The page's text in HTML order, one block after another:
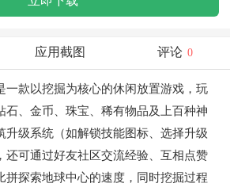
应用截图 评论 0
一款以挖掘为核心的休闲放置游戏，玩
石、金币、珠宝、稀有物品及上百种神
升级系统（如解锁技能图标、选择升级
还可通过好友社区交流经验、互相点赞
拼探索地球中心的速度，同时挖掘过程